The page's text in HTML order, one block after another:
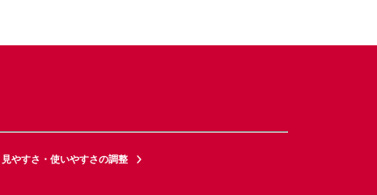
見やすさ・使いやすさの調整